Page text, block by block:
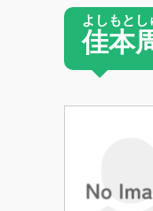
佳本
よしもとし